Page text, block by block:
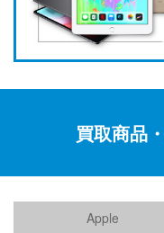
買取商品
Apple